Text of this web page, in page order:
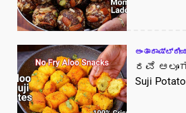
ರವೆ
Suji